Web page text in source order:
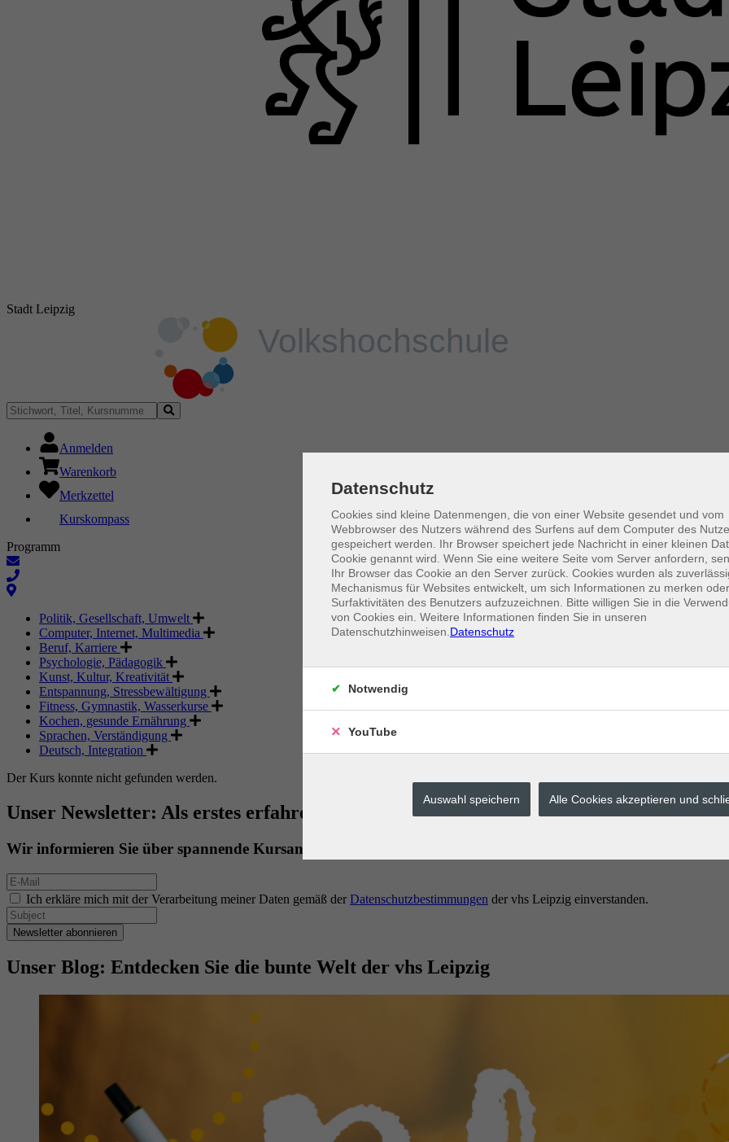
Stadt Leipzig
Anmelden
Warenkorb
Merkzettel
Kurskompass
Programm
Politik, Gesellschaft, Umwelt
Computer, Internet, Multimedia
Beruf, Karriere
Psychologie, Pädagogik
Kunst, Kultur, Kreativität
Entspannung, Stressbewältigung
Fitness, Gymnastik, Wasserkurse
Kochen, gesunde Ernährung
Sprachen, Verständigung
Deutsch, Integration
Der Kurs konnte nicht gefunden werden.
Unser Newsletter: Als erstes erfahren. Als erstes buchen.
Wir informieren Sie über spannende Kursangebote.
Ich erkläre mich mit der Verarbeitung meiner Daten gemäß der Datenschutzbestimmungen der vhs Leipzig einverstanden.
Newsletter abonnieren
Unser Blog: Entdecken Sie die bunte Welt der vhs Leipzig
Datenschutz
Cookies sind kleine Datenmengen, die von einer Website gesendet und vom
Webbrowser des Nutzers während des Surfens auf dem Computer des
gespeichert werden. Ihr Browser speichert jede Nachricht in einer kleinen
Cookie genannt wird. Wenn Sie eine weitere Seite vom Server anfordern,
Ihr Browser das Cookie an den Server zurück. Cookies wurden als
Mechanismus für Websites entwickelt, um sich Informationen zu merken
Surfaktivitäten des Benutzers aufzuzeichnen. Bitte willigen Sie in die
von Cookies ein. Weitere Informationen finden Sie in unseren
Datenschutzhinweisen. Datenschutz
Notwendig
YouTube
Auswahl speichern Alle Cookies akzeptieren und